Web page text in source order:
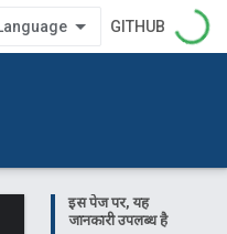
GITHUB
इस पेज पर, यह
जानकारी उपलब्ध है